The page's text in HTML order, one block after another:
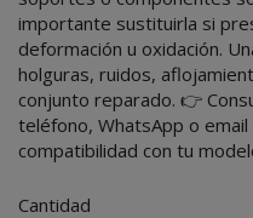
importante sustituirla si
deformación u oxidación.
holguras, ruidos,
conjunto reparado. 👉
teléfono, WhatsApp o
compatibilidad con tu
Cantidad